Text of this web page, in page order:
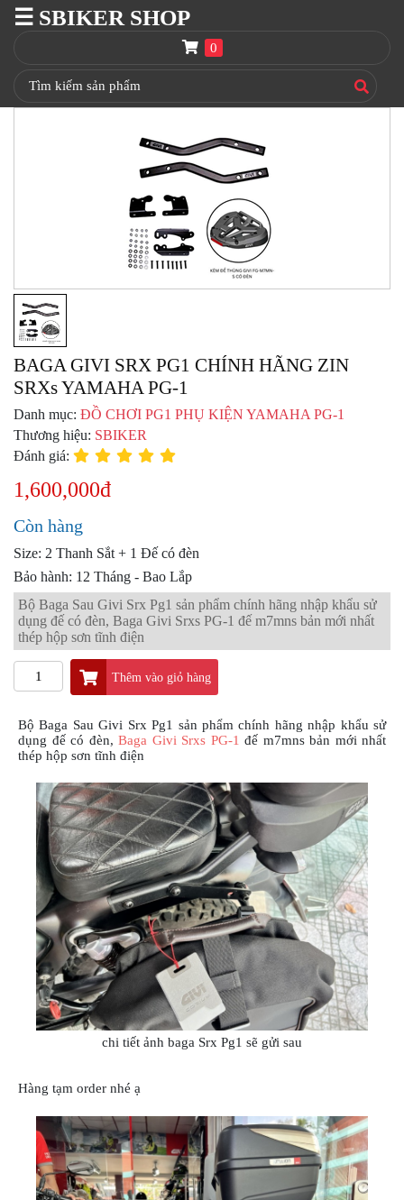
☰ SBIKER SHOP
0
SBIKER
TRANG
CHỦ
FULLFACE
BEN
NÂNG
XE
MOTO
PKL
ĐỒ
CHƠI
PHỤ
YAMAHA
PG-
1
CẢNG
GIVI
ZR
ĐỒ
CHƠI
PHỤ
KIỆN
XSR
ÁO
MƯA
GIVI
GĂNG
TAY
MOTO
DƯỠNG
SÊN
BALO
TÚI
GIÀY
GIÁP
MOTO
BAGA GIVI SRX PG1 CHÍNH HÃNG ZIN
SRXs YAMAHA PG-1
Danh mục: ĐỒ CHƠI PG1 PHỤ KIỆN YAMAHA PG-1
Thương hiệu: SBIKER
Đánh giá:
1,600,000đ
Còn hàng
Size: 2 Thanh Sắt + 1 Đế có đèn
Bảo hành: 12 Tháng - Bao Lắp
Bộ Baga Sau Givi Srx Pg1 sản phẩm chính hãng nhập khẩu sử
dụng đế có đèn, Baga Givi Srxs PG-1 đế m7mns bản mới nhất
thép hộp sơn tĩnh điện
Thêm vào giỏ hàng
Bộ Baga Sau Givi Srx Pg1 sản phẩm chính hãng nhập khẩu sử
dụng đế có đèn, Baga Givi Srxs PG-1 đế m7mns bản mới nhất
thép hộp sơn tĩnh điện
chi tiết ảnh baga Srx Pg1 sẽ gửi sau
Hàng tạm order nhé ạ